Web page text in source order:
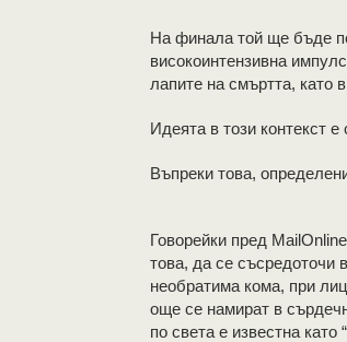
На финала той ще бъде
високоинтензивна
лапите на смъртта, като
Идеята в този контекст
Въпреки това,
Говорейки пред
това, да се съсредоточи
необратима кома, при
още се намират в
по света е известна като